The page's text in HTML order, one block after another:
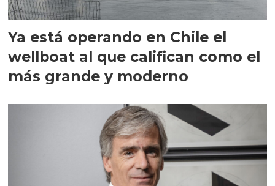
Ya está operando en Chile el
wellboat al que califican como el
más grande y moderno